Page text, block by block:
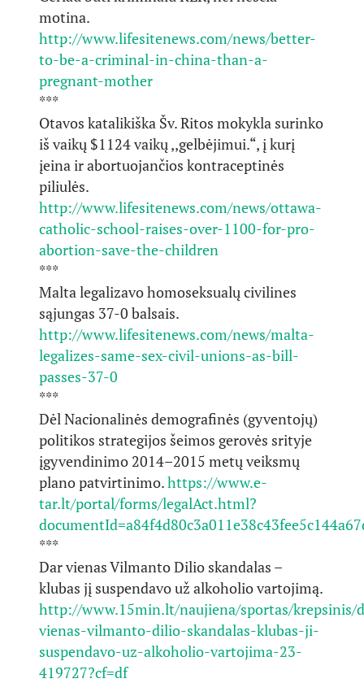
motina.
http://www.lifesitenews.com/news/better-
to-be-a-criminal-in-china-than-a-
pregnant-mother
***
Otavos katalikiška Šv. Ritos mokykla surinko
iš vaikų $1124 vaikų ,,gelbėjimui.“, į kurį
įeina ir abortuojančios kontraceptinės
piliulės.
http://www.lifesitenews.com/news/ottawa-
catholic-school-raises-over-1100-for-pro-
abortion-save-the-children
***
Malta legalizavo homoseksualų civilines
sąjungas 37-0 balsais.
http://www.lifesitenews.com/news/malta-
legalizes-same-sex-civil-unions-as-bill-
passes-37-0
***
Dėl Nacionalinės demografinės (gyventojų)
politikos strategijos šeimos gerovės srityje
įgyvendinimo 2014–2015 metų veiksmų
plano patvirtinimo.https://www.e-
tar.lt/portal/forms/legalAct.html?
***
Dar vienas Vilmanto Dilio skandalas –
klubas jį suspendavo už alkoholio vartojimą.
http://www.15min.lt/naujiena/sportas/krepsinis/
vienas-vilmanto-dilio-skandalas-klubas-ji-
suspendavo-uz-alkoholio-vartojima-23-
419727?cf=df